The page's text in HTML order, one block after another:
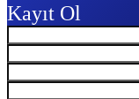
Kayıt Ol